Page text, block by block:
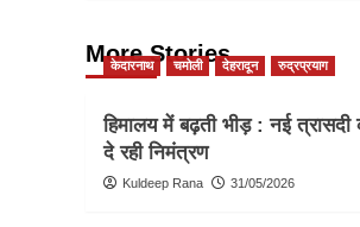
More Stories
केदारनाथ चमोली देहरादून रुद्रप्रयाग
हिमालय में बढ़ती भीड़ : नई त्रासदी
दे रही निमंत्रण
Kuldeep Rana 31/05/2026